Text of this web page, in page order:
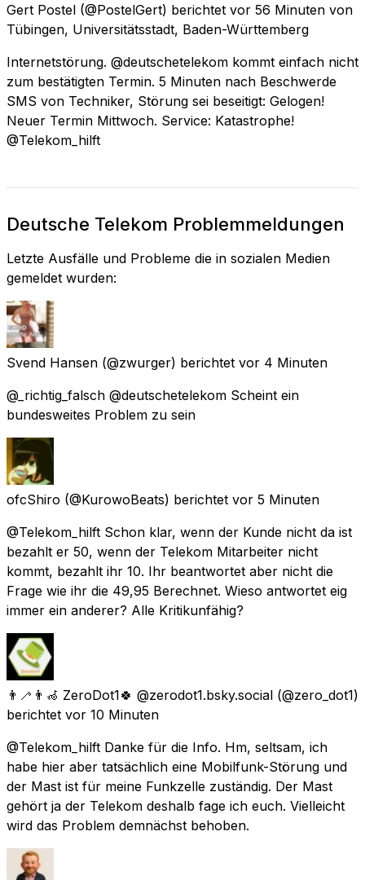
Gert Postel (@PostelGert) berichtet vor 56 Minuten von
Tübingen, Universitätsstadt, Baden-Württemberg
Internetstörung. @deutschetelekom kommt einfach nicht
zum bestätigten Termin. 5 Minuten nach Beschwerde
SMS von Techniker, Störung sei beseitigt: Gelogen!
Neuer Termin Mittwoch. Service: Katastrophe!
@Telekom_hilft
Deutsche Telekom Problemmeldungen
Letzte Ausfälle und Probleme die in sozialen Medien
gemeldet wurden:
Svend Hansen (@zwurger) berichtet vor 4 Minuten
@_richtig_falsch @deutschetelekom Scheint ein
bundesweites Problem zu sein
ofcShiro (@KurowoBeats) berichtet vor 5 Minuten
@Telekom_hilft Schon klar, wenn der Kunde nicht da ist
bezahlt er 50, wenn der Telekom Mitarbeiter nicht
kommt, bezahlt ihr 10. Ihr beantwortet aber nicht die
Frage wie ihr die 49,95 Berechnet. Wieso antwortet eig
immer ein anderer? Alle Kritikunfähig?
👨‍🦯👨‍🦽 ZeroDot1🍀 @zerodot1.bsky.social (@zero_dot1)
berichtet vor 10 Minuten
@Telekom_hilft Danke für die Info. Hm, seltsam, ich
habe hier aber tatsächlich eine Mobilfunk-Störung und
der Mast ist für meine Funkzelle zuständig. Der Mast
gehört ja der Telekom deshalb fage ich euch. Vielleicht
wird das Problem demnächst behoben.